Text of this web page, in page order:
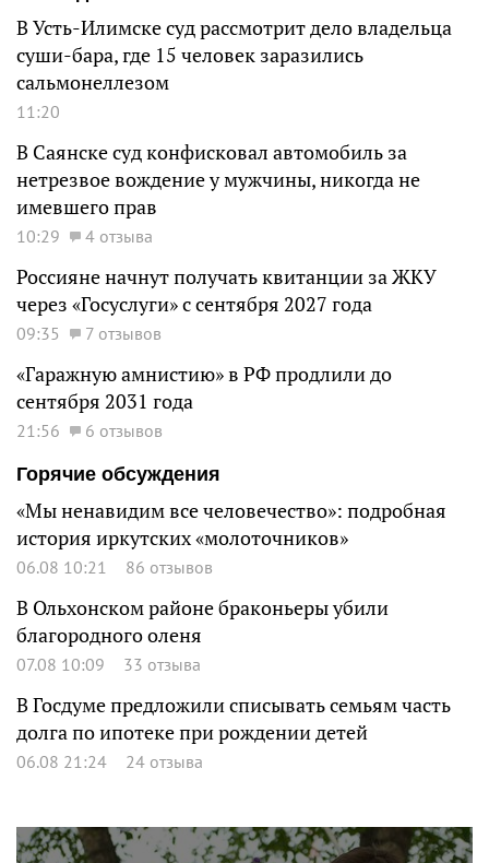
В Усть-Илимске суд рассмотрит дело владельца
суши-бара, где 15 человек заразились
сальмонеллезом
11:20
В Саянске суд конфисковал автомобиль за
нетрезвое вождение у мужчины, никогда не
имевшего прав
10:29 4 отзыва
Россияне начнут получать квитанции за ЖКУ
через «Госуслуги» с сентября 2027 года
09:35 7 отзывов
«Гаражную амнистию» в РФ продлили до
сентября 2031 года
21:56
6 отзывов
Горячие обсуждения
«Мы ненавидим все человечество»: подробная
история иркутских «молоточников»
06.08 10:21 86 отзывов
В Ольхонском районе браконьеры убили
благородного оленя
07.08 10:09 33 отзыва
В Госдуме предложили списывать семьям часть
долга по ипотеке при рождении детей
06.08 21:24 24 отзыва